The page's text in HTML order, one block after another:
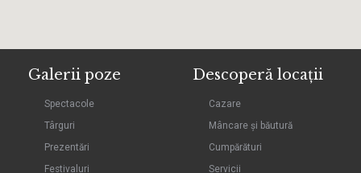
Galerii poze
Spectacole
Târguri
Prezentări
Festivaluri
Descoperă locații
Cazare
Mâncare și băutură
Cumpărături
Servicii